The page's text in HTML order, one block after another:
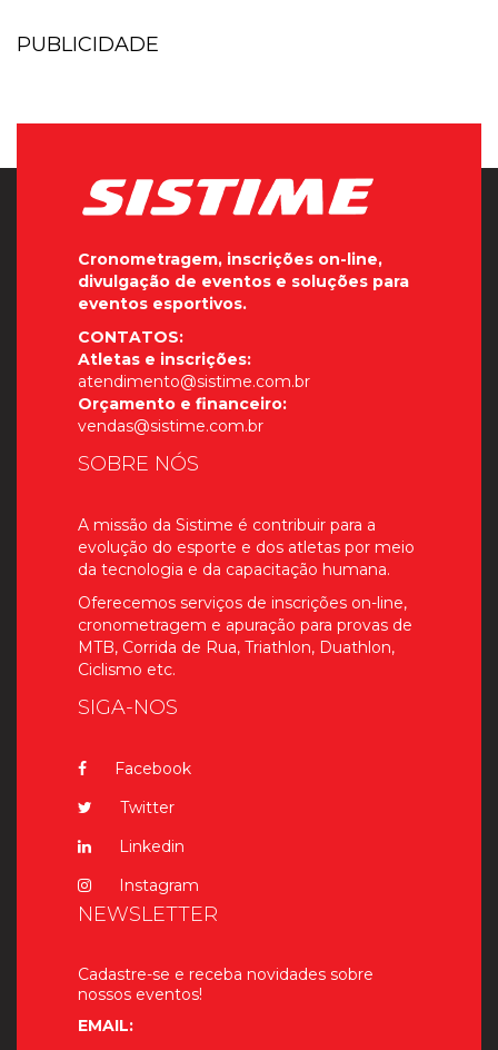
PUBLICIDADE
Cronometragem, inscrições on-line,
divulgação de eventos e soluções para
eventos esportivos.
CONTATOS:
Atletas e inscrições:
atendimento@sistime.com.br
Orçamento e financeiro:
vendas@sistime.com.br
SOBRE NÓS
A missão da Sistime é contribuir para a
evolução do esporte e dos atletas por meio
da tecnologia e da capacitação humana.
Oferecemos serviços de inscrições on-line,
cronometragem e apuração para provas de
MTB, Corrida de Rua, Triathlon, Duathlon,
Ciclismo etc.
SIGA-NOS
Facebook
Twitter
Linkedin
Instagram
NEWSLETTER
Cadastre-se e receba novidades sobre
nossos eventos!
EMAIL: